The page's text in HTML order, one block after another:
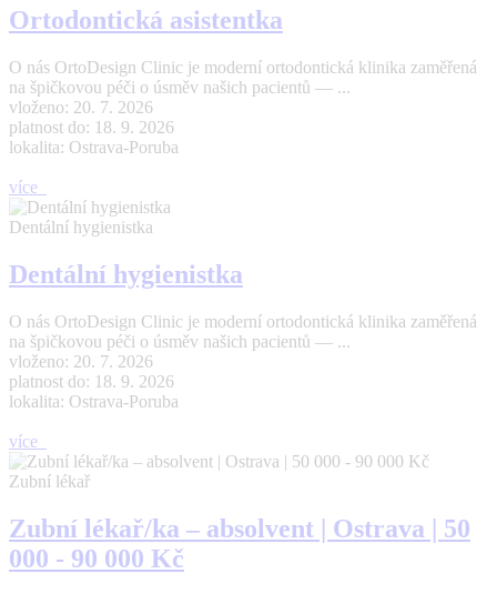
Ortodontická asistentka
O nás OrtoDesign Clinic je moderní ortodontická klinika zaměřená
na špičkovou péči o úsměv našich pacientů — ...
vloženo: 20. 7. 2026
platnost do: 18. 9. 2026
lokalita: Ostrava-Poruba
více
Dentální hygienistka
Dentální hygienistka
O nás OrtoDesign Clinic je moderní ortodontická klinika zaměřená
na špičkovou péči o úsměv našich pacientů — ...
vloženo: 20. 7. 2026
platnost do: 18. 9. 2026
lokalita: Ostrava-Poruba
více
Zubní lékař
Zubní lékař/ka – absolvent | Ostrava | 50
000 - 90 000 Kč